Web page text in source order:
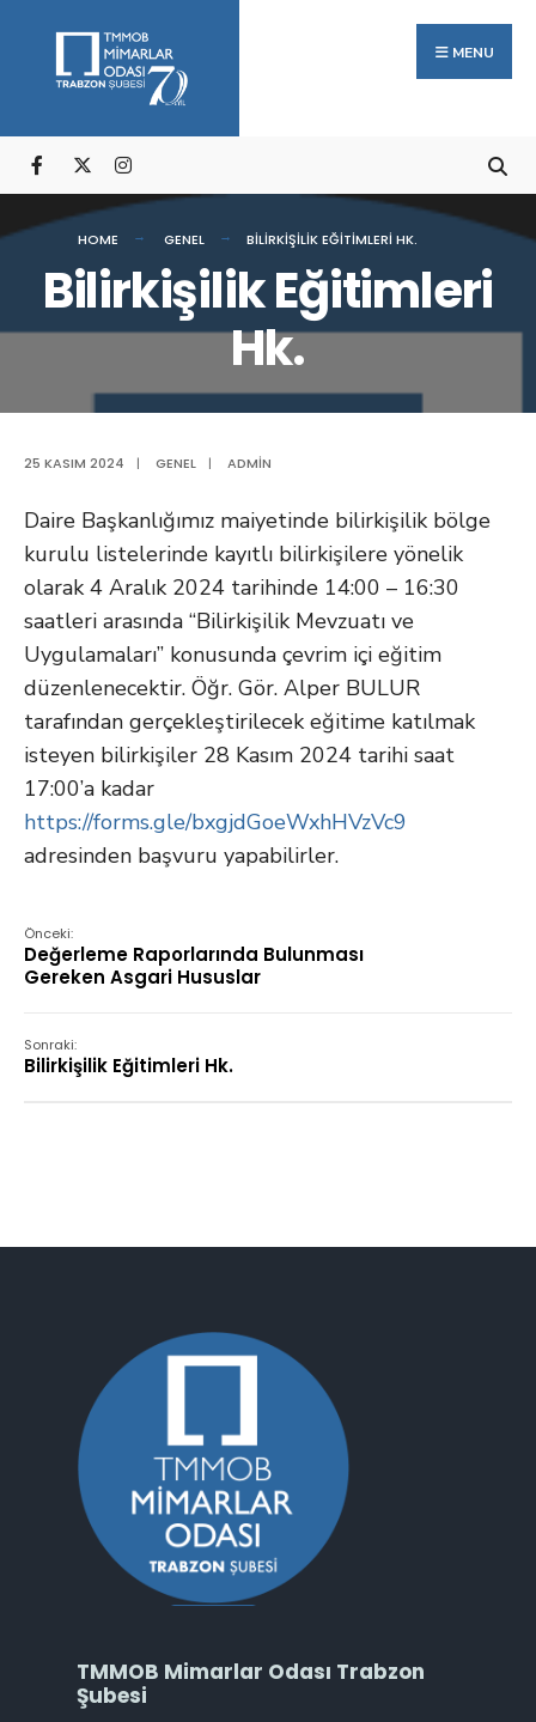
content
MENU
HOME GENEL BILIRKIŞILIK EĞITIMLERI HK.
Bilirkişilik Eğitimleri
Hk.
25 KASIM 2024 | GENEL | ADMIN
Daire Başkanlığımız maiyetinde bilirkişilik bölge
kurulu listelerinde kayıtlı bilirkişilere yönelik
olarak 4 Aralık 2024 tarihinde 14:00 – 16:30
saatleri arasında “Bilirkişilik Mevzuatı ve
Uygulamaları” konusunda çevrim içi eğitim
düzenlenecektir. Öğr. Gör. Alper BULUR
tarafından gerçekleştirilecek eğitime katılmak
isteyen bilirkişiler 28 Kasım 2024 tarihi saat
17:00’a kadar
https://forms.gle/bxgjdGoeWxhHVzVc9
adresinden başvuru yapabilirler.
Önceki:
Değerleme Raporlarında Bulunması
Gereken Asgari Hususlar
Sonraki:
Bilirkişilik Eğitimleri Hk.
TMMOB Mimarlar Odası Trabzon
Şubesi